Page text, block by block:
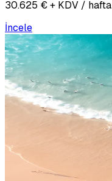
30.625 € + KDV / hafta
İncele